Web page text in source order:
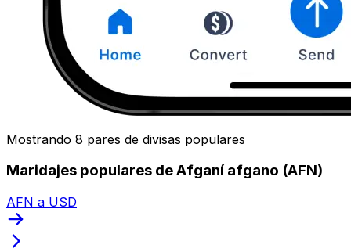
Mostrando 8 pares de divisas populares
Maridajes populares de Afganí afgano (AFN)
AFN a USD